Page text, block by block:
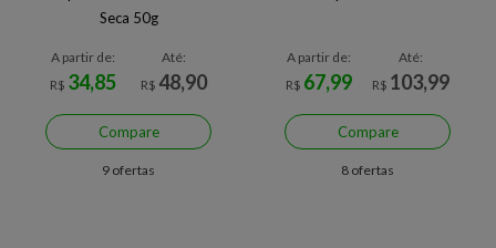
Seca 50g
A partir de:
R$ 34,85
Até:
R$ 48,90
Compare
9 ofertas
A partir de:
R$ 67,99
Até:
R$ 103,99
Compare
8 ofertas